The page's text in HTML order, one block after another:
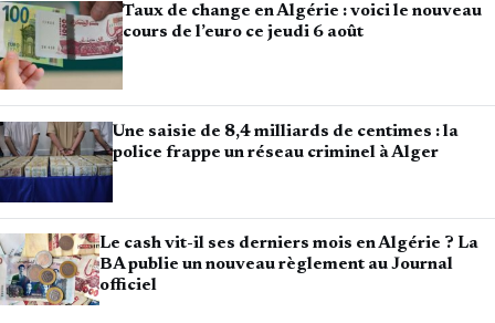
Taux de change en Algérie : voici le nouveau
cours de l’euro ce jeudi 6 août
Une saisie de 8,4 milliards de centimes : la
police frappe un réseau criminel à Alger
Le cash vit-il ses derniers mois en Algérie ? La
BA publie un nouveau règlement au Journal
officiel